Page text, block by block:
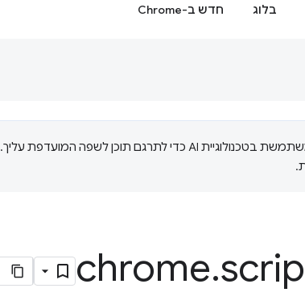
בלוג חדש ב-Chrome
‫Google משתמשת בטכנולוגיית AI כדי לתרגם תוכן לשפה המועדפת עליך.
.